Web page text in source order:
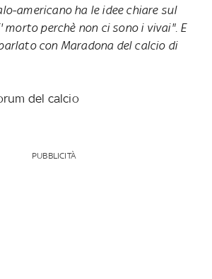
americano ha le idee chiare sul
perchè non ci sono i vivai". E
con Maradona del calcio di
del calcio
PUBBLICITÀ